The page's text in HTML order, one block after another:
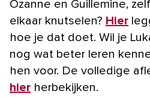
Ozanne en Guillemine,
elkaar knutselen? Hier
hoe je dat doet. Wil je
nog wat beter leren
hen voor. De volledige
hier herbekijken.